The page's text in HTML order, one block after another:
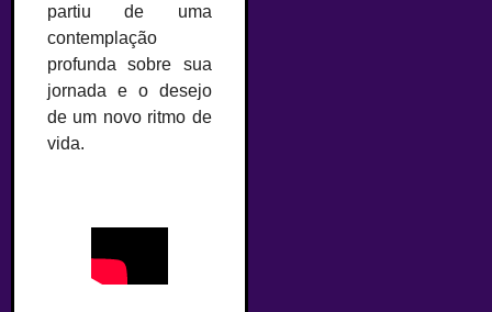
partiu de uma
contemplação
profunda sobre sua
jornada e o desejo
de um novo ritmo de
vida.